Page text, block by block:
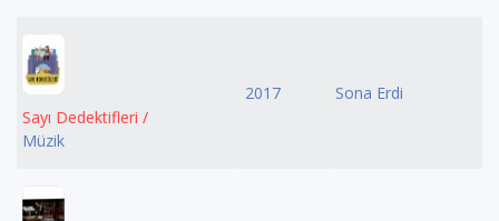
Sayı Dedektifleri /
Müzik
2017 Sona Erdi